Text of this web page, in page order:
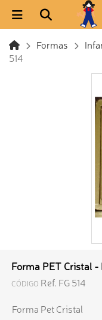
Formas
514
Forma PET Cristal -
CÓDIGO Ref. FG 514
Forma Pet Cristal